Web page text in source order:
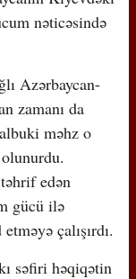
nəticəsində
Azərbaycan-
zamanı da
məhz o
edən
gücü ilə
çalışırdı.
səfiri həqiqətin